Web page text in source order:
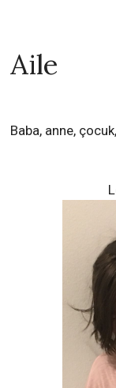
Aile
Baba, anne,